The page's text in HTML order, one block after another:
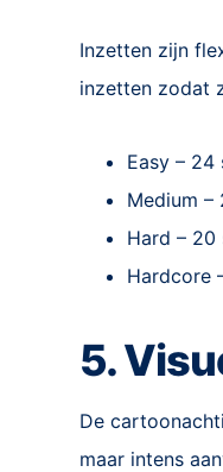
Inzetten zijn
inzetten zodat
Easy –
Medium –
Hard –
Hardcore
5.
De
maar intens